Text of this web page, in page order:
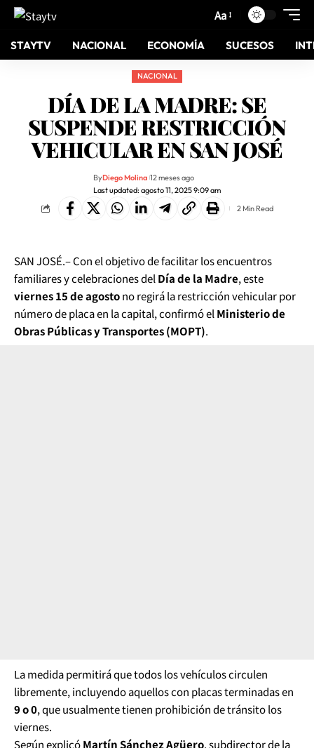
Aa
STAYTV NACIONAL ECONOMÍA SUCESOS
NACIONAL
DÍA DE LA MADRE: SE
SUSPENDE RESTRICCIÓN
VEHICULAR EN SAN JOSÉ
Last updated: agosto 11, 2025 9:09 am
ByDiego Molina 12 meses ago
2 Min Read
SAN JOSÉ.– Con el objetivo de facilitar los encuentros
familiares y celebraciones del Día de la Madre, este
viernes 15 de agostono regirá la restricción vehicular por
número de placa en la capital, confirmó el Ministerio de
Obras Públicas y Transportes (MOPT).
La medida permitirá que todos los vehículos circulen
libremente, incluyendo aquellos con placas terminadas en
9 o 0, que usualmente tienen prohibición de tránsito los
viernes.
Según explicóMartín Sánchez Agüero, subdirector de la